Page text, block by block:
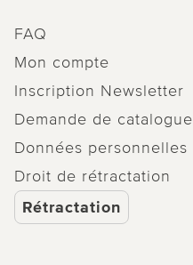
FAQ
Mon compte
Inscription Newsletter
Demande de catalogue
Données personnelles
Droit de rétractation
Rétractation